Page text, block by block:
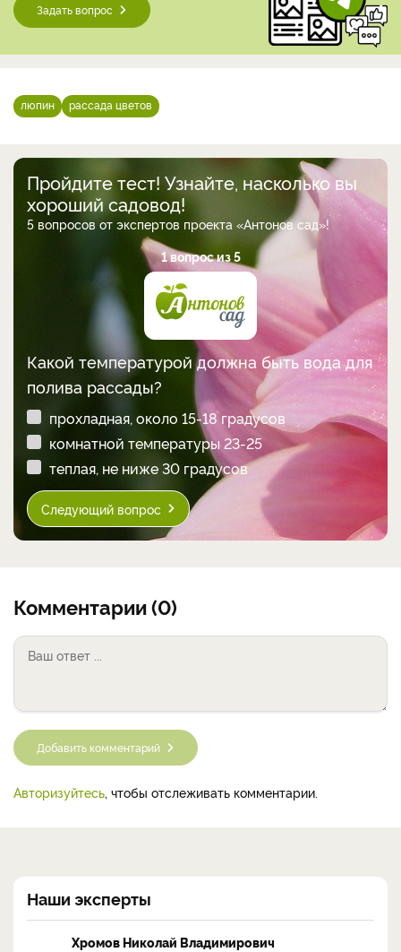
Задать вопрос
люпин рассада цветов
Пройдите тест! Узнайте, насколько вы
хороший садовод!
5 вопросов от экспертов проекта «Антонов сад»!
1 вопрос из 5
Какой температурой должна быть вода для
полива рассады?
прохладная, около 15-18 градусов
комнатной температуры 23-25
теплая, не ниже 30 градусов
Следующий вопрос
Комментарии (0)
Добавить комментарий
Авторизуйтесь , чтобы отслеживать комментарии.
Наши эксперты
Хромов Николай Владимирович